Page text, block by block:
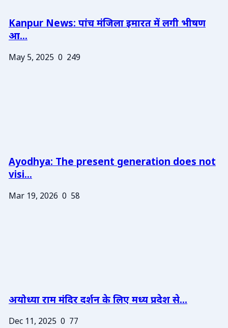
Kanpur News: पांच मंजिला इमारत में लगी भीषण
आ...
May 5, 2025 0 249
Ayodhya: The present generation does not
visi...
Mar 19, 2026 0 58
अयोध्या राम मंदिर दर्शन के लिए मध्य प्रदेश से...
Dec 11, 2025 0 77